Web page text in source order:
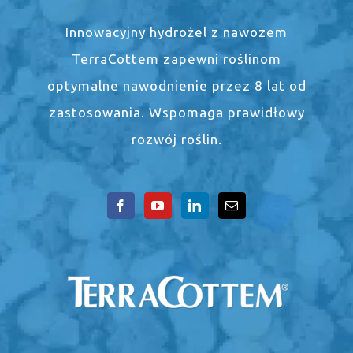
Innowacyjny hydrożel z nawozem
TerraCottem zapewni roślinom
optymalne nawodnienie przez 8 lat od
zastosowania. Wspomaga prawidłowy
rozwój roślin.